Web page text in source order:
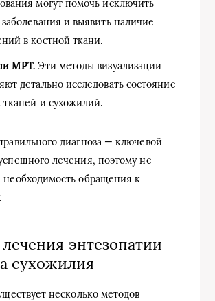
могут помочь исключить
заболевания и выявить наличие
в костной ткани.
МРТ. Эти методы визуализации
детально исследовать состояние
тканей и сухожилий.
диагноза — ключевой
лечения, поэтому не
необходимость обращения к
энтезопатии
сухожилия
несколько методов